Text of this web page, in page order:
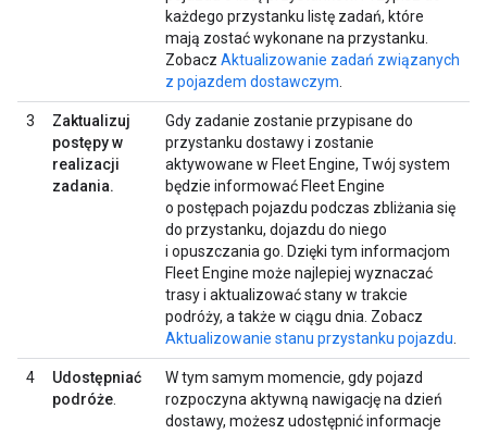
każdego przystanku listę zadań, które
mają zostać wykonane na przystanku.
Zobacz Aktualizowanie zadań związanych
z pojazdem dostawczym
3
Zaktualizuj
postępy w
realizacji
zadania.
Gdy zadanie zostanie przypisane do
przystanku dostawy i zostanie
aktywowane w Fleet Engine, Twój system
będzie informować Fleet Engine
o postępach pojazdu podczas zbliżania się
do przystanku, dojazdu do niego
i opuszczania go. Dzięki tym informacjom
Fleet Engine może najlepiej wyznaczać
trasy i aktualizować stany w trakcie
podróży, a także w ciągu dnia. Zobacz
Aktualizowanie stanu przystanku pojazdu
4
Udostępniać
podróże
W tym samym momencie, gdy pojazd
rozpoczyna aktywną nawigację na dzień
dostawy, możesz udostępnić informacje